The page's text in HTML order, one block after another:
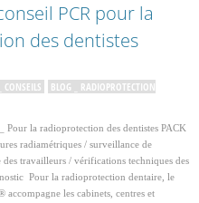
PCR pour la
des dentistes
CONSEILS
BLOG _ RADIOPROTECTION
Pour la radioprotection des dentistes PACK
radiamétriques / surveillance de
travailleurs / vérifications techniques des
Pour la radioprotection dentaire, le
accompagne les cabinets, centres et